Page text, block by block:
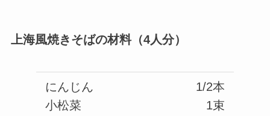
上海風焼きそばの材料（4人分）
にんじん
小松菜
1/2本
1束